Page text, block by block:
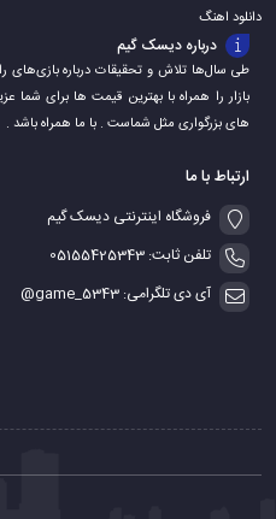
دانلود اهنگ
درباره دیسک گیم
طی سال‌ها تلاش و تحقیقات درباره بازی‌های
بازار را همراه با بهترین قیمت ها برای
های بزرگواری مثل شماست . با ما همراه باشد .
ارتباط با ما
فروشگاه اینترنتی دیسک گیم
تلفن ثابت: 05155425343
آی دی تلگرامی: game_5343@